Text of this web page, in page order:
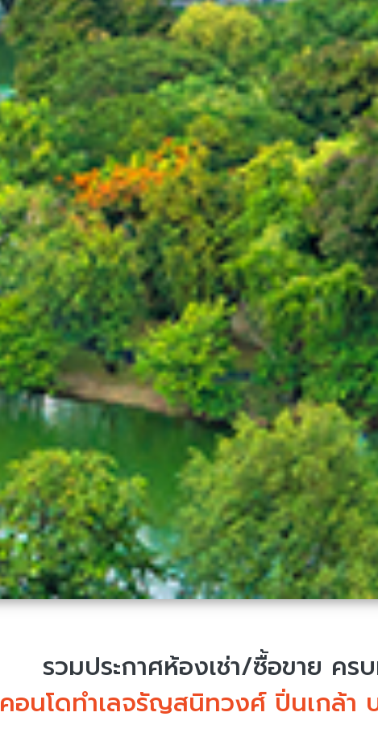
รวมประกาศห้องเช่า/ซื้อขาย คร
คอนโดทำเลจรัญสนิทวงศ์ ปิ่นเกล้